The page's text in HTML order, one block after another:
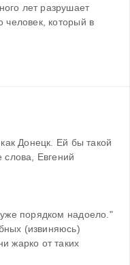
лет разрушает
человек, который в
Донецк. Ей бы такой
слова, Евгений
порядком надоело."
(извиняюсь)
жарко от таких